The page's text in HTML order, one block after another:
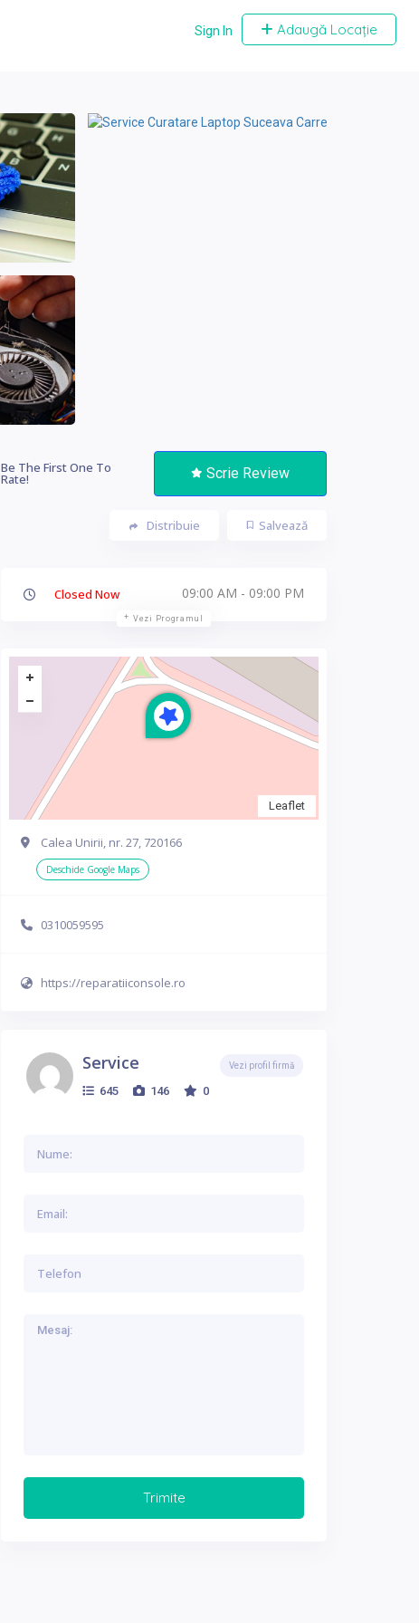
Sign In Adaugă Locație
Be The First One To
Rate! Scrie Review
Salvează
Distribuie
Closed Now 09:00 AM - 09:00 PM
Vezi Programul
Leaflet
Calea Unirii, nr. 27, 720166
Deschide Google Maps
0310059595
https://reparatiiconsole.ro
Service
645 146 0
Vezi profil firmă